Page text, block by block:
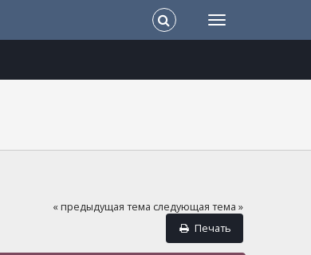
« предыдущая тема следующая тема »
Печать